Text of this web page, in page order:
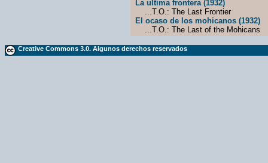
La ultima frontera (1932)
...T.O.: The Last Frontier
El ocaso de los mohicanos (1932)
...T.O.: The Last of the Mohicans
Creative Commons 3.0. Algunos derechos reservados